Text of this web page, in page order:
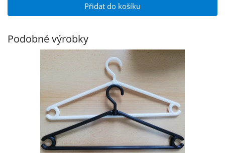
Přidat do košíku
Podobné výrobky